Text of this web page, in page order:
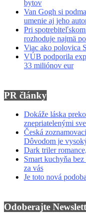
bytov
Van Gogh si
umenie aj jeho
Pri
rozhoduje najmä
Viac ako polovica
VÚB podporila
33 miliónov eur
PR články
Dokáže láska
znepriatelenými
Česká
Dôvodom je
Dark triler
Smart kuchyňa
za vás
Je toto nová
Odoberajte